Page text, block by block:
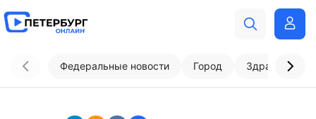
Федеральные новости Город